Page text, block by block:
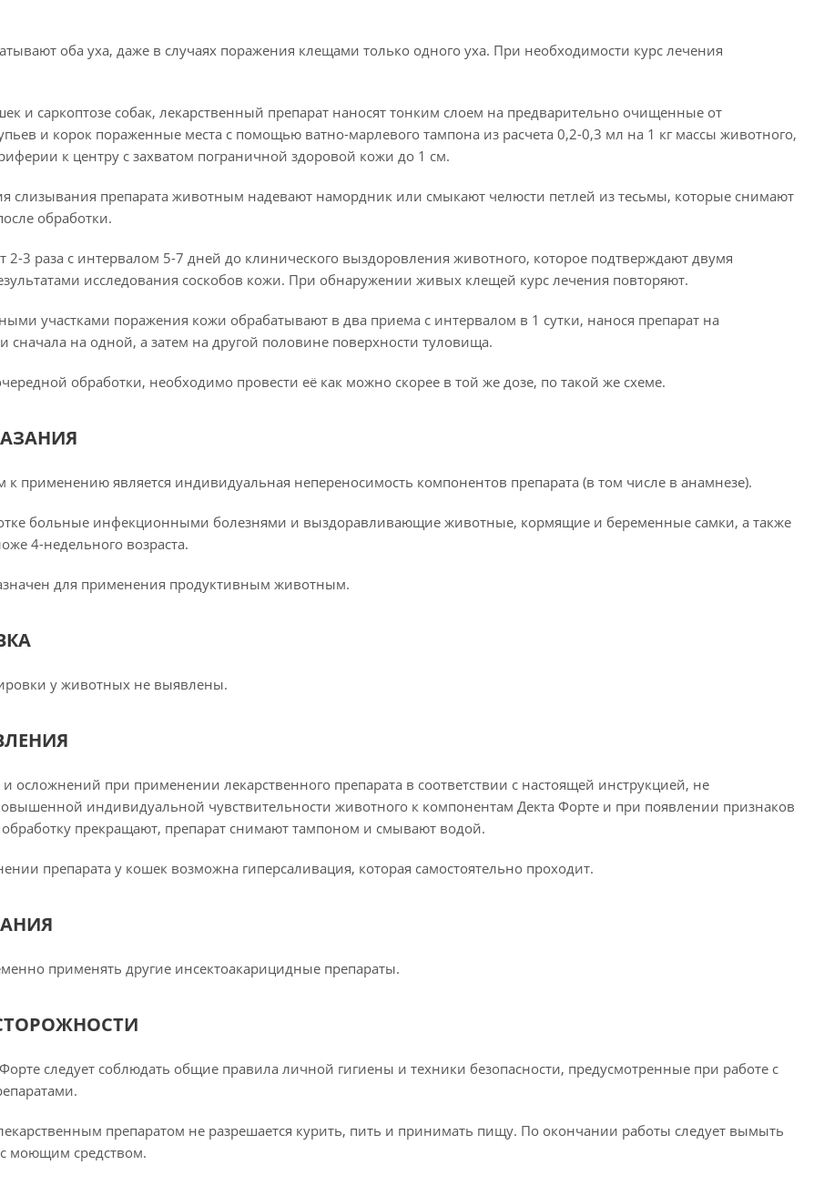
оба уха, даже в случаях поражения клещами только одного уха. При необходимости курс лечения
и саркоптозе собак, лекарственный препарат наносят тонким слоем на предварительно очищенные от
и корок пораженные места с помощью ватно-марлевого тампона из расчета 0,2-0,3 мл на 1 кг массы животного,
к центру с захватом пограничной здоровой кожи до 1 см.
слизывания препарата животным надевают намордник или смыкают челюсти петлей из тесьмы, которые снимают
обработки.
2-3 раза с интервалом 5-7 дней до клинического выздоровления животного, которое подтверждают двумя
исследования соскобов кожи. При обнаружении живых клещей курс лечения повторяют.
участками поражения кожи обрабатывают в два приема с интервалом в 1 сутки, нанося препарат на
сначала на одной, а затем на другой половине поверхности туловища.
обработки, необходимо провести её как можно скорее в той же дозе, по такой же схеме.
к применению является индивидуальная непереносимость компонентов препарата (в том числе в анамнезе).
больные инфекционными болезнями и выздоравливающие животные, кормящие и беременные самки, а также
4-недельного возраста.
для применения продуктивным животным.
у животных не выявлены.
осложнений при применении лекарственного препарата в соответствии с настоящей инструкцией, не
индивидуальной чувствительности животного к компонентам Декта Форте и при появлении признаков
прекращают, препарат снимают тампоном и смывают водой.
препарата у кошек возможна гиперсаливация, которая самостоятельно проходит.
применять другие инсектоакарицидные препараты.
следует соблюдать общие правила личной гигиены и техники безопасности, предусмотренные при работе с
препаратом не разрешается курить, пить и принимать пищу. По окончании работы следует вымыть
моющим средством.